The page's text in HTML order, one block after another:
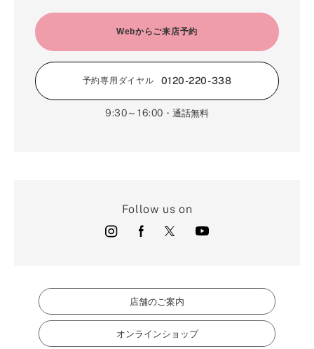
Webからご来店予約
予約専用ダイヤル 0120-220-338
9:30～16:00 ・通話無料
Follow us on
店舗のご案内
オンラインショップ